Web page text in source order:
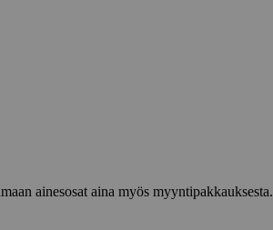
ainesosat aina myös myyntipakkauksesta.